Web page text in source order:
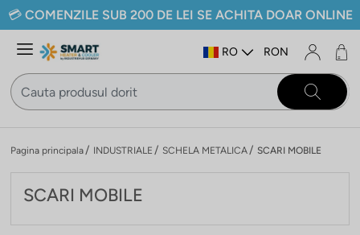
💳 COMENZILE SUB 200 DE LEI SE ACHITA DOAR ONLINE
% DISCOUNT LA RIDICAREA PRODUSELOR DIN SEDIU
🚚TRANSPORT GRATUIT LA COMENZI PESTE 499 RON
RO RON
Pagina principala INDUSTRIALE SCHELA METALICA SCARI MOBILE
SCARI MOBILE